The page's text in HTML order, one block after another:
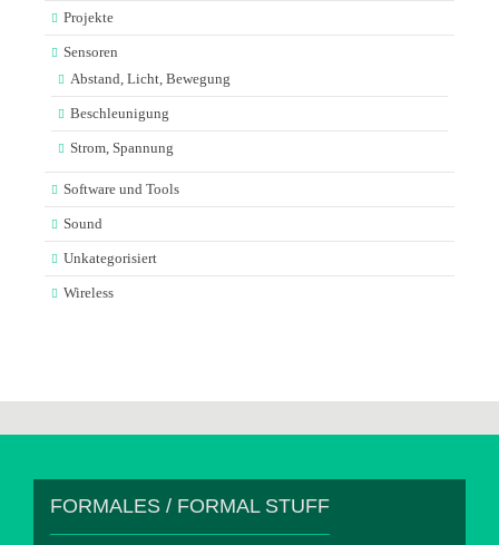
Projekte
Sensoren
Abstand, Licht, Bewegung
Beschleunigung
Strom, Spannung
Software und Tools
Sound
Unkategorisiert
Wireless
FORMALES / FORMAL STUFF